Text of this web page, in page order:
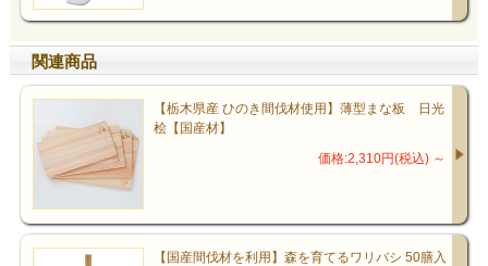
関連商品
【栃木県産 ひのき間伐材使用】薄型まな板 日光
桧【国産材】
価格:2,310円(税込) ～
【国産間伐材を利用】森を育てるワリバシ 50膳入